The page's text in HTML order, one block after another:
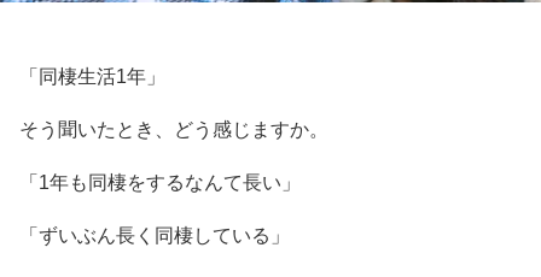
「同棲生活1年」
そう聞いたとき、どう感じますか。
「1年も同棲をするなんて長い」
「ずいぶん長く同棲している」